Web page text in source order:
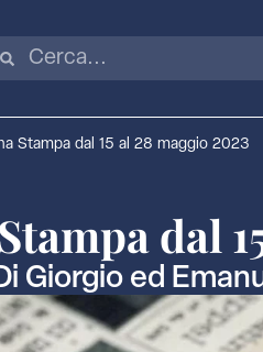
Stampa dal 15 al 28 maggio 2023
dal
Giorgio ed